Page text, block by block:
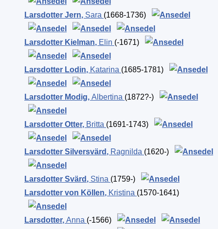
Larsdotter Jern, Sara (1668-1736)
Larsdotter Kielman, Elin (-1671)
Larsdotter Lodin, Katarina (1685-1781)
Larsdotter Modig, Albertina (1872?-)
Larsdotter Otter, Britta (1691-1743)
Larsdotter Silversvärd , Ragnilda (1620-)
Larsdotter Svärd , Stina (1759-)
Larsdotter von Köllen, Kristina (1570-1641)
Larsdotter, Anna (-1566)